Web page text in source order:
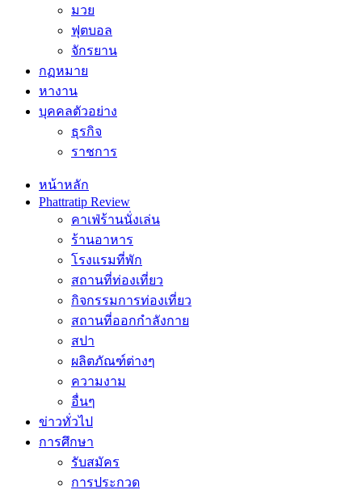
มวย
ฟุตบอล
จักรยาน
กฏหมาย
หางาน
บุคคลตัวอย่าง
ธุรกิจ
ราชการ
หน้าหลัก
Phattratip Review
คาเฟ่ร้านนั่งเล่น
ร้านอาหาร
โรงแรมที่พัก
สถานที่ท่องเที่ยว
กิจกรรมการท่องเที่ยว
สถานที่ออกกำลังกาย
สปา
ผลิตภัณฑ์ต่างๆ
ความงาม
อื่นๆ
ข่าวทั่วไป
การศึกษา
รับสมัคร
การประกวด